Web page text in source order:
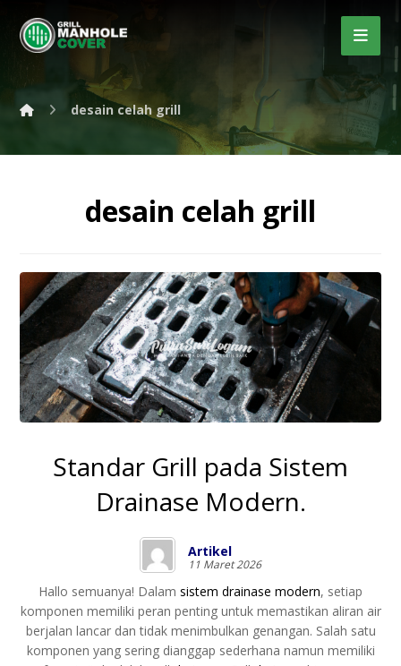
desain celah grill
desain celah grill
Standar Grill pada Sistem
Drainase Modern.
Artikel
11 Maret 2026
Hallo semuanya! Dalam sistem drainase modern, setiap
komponen memiliki peran penting untuk memastikan aliran air
berjalan lancar dan tidak menimbulkan genangan. Salah satu
komponen yang sering dianggap sederhana namun memiliki